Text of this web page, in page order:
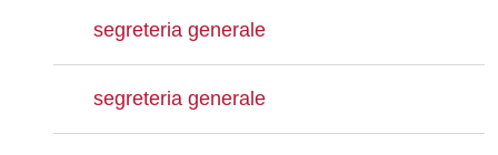
segreteria generale
segreteria generale